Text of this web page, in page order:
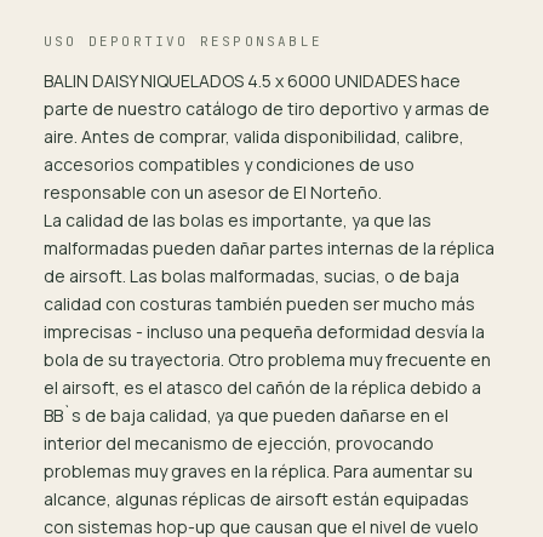
USO DEPORTIVO RESPONSABLE
BALIN DAISY NIQUELADOS 4.5 x 6000 UNIDADES hace
parte de nuestro catálogo de tiro deportivo y armas de
aire. Antes de comprar, valida disponibilidad, calibre,
accesorios compatibles y condiciones de uso
responsable con un asesor de El Norteño.
La calidad de las bolas es importante, ya que las
malformadas pueden dañar partes internas de la réplica
de airsoft. Las bolas malformadas, sucias, o de baja
calidad con costuras también pueden ser mucho más
imprecisas - incluso una pequeña deformidad desvía la
bola de su trayectoria. Otro problema muy frecuente en
el airsoft, es el atasco del cañón de la réplica debido a
BB`s de baja calidad, ya que pueden dañarse en el
interior del mecanismo de ejección, provocando
problemas muy graves en la réplica. Para aumentar su
alcance, algunas réplicas de airsoft están equipadas
con sistemas hop-up que causan que el nivel de vuelo